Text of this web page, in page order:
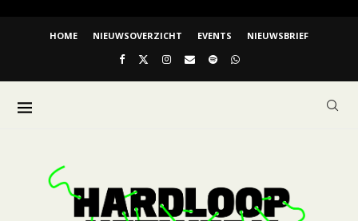
HOME NIEUWSOVERZICHT EVENTS NIEUWSBRIEF